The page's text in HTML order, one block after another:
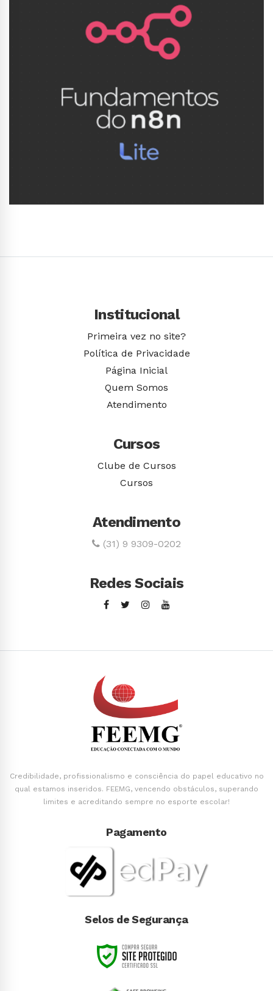
Institucional
Primeira vez no site?
Política de Privacidade
Página Inicial
Quem Somos
Atendimento
Cursos
Clube de Cursos
Cursos
Atendimento
(31) 9 9309-0202
Redes Sociais
Credibilidade, profissionalismo e consciência do papel educativo no
qual estamos inseridos. FEEMG, vencendo obstáculos, superando
limites e acreditando sempre no esporte escolar!
Pagamento
Selos de Segurança